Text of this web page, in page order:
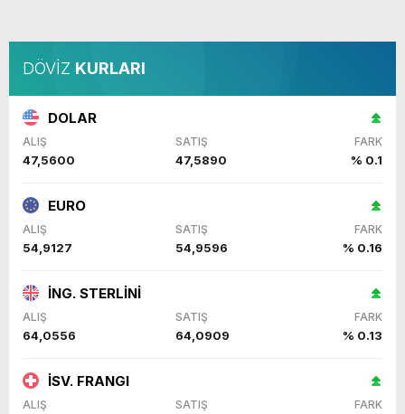
DÖVİZ KURLARI
DOLAR
ALIŞ SATIŞ FARK
47,5600 47,5890 % 0.1
EURO
ALIŞ SATIŞ FARK
54,9127 54,9596 % 0.16
İNG. STERLİNİ
ALIŞ SATIŞ FARK
64,0556 64,0909 % 0.13
İSV. FRANGI
ALIŞ SATIŞ FARK